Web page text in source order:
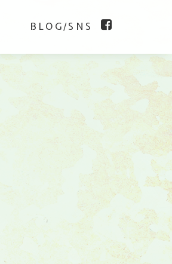
BLOG/SNS